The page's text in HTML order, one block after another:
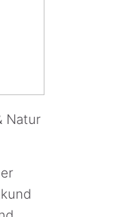
Natur